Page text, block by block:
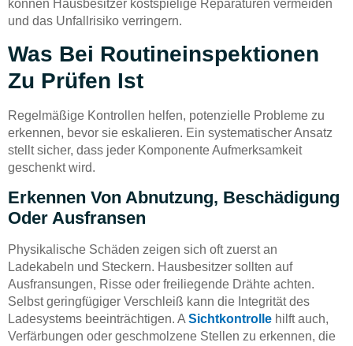
können Hausbesitzer kostspielige Reparaturen vermeiden
und das Unfallrisiko verringern.
Was Bei Routineinspektionen
Zu Prüfen Ist
Regelmäßige Kontrollen helfen, potenzielle Probleme zu
erkennen, bevor sie eskalieren. Ein systematischer Ansatz
stellt sicher, dass jeder Komponente Aufmerksamkeit
geschenkt wird.
Erkennen Von Abnutzung, Beschädigung
Oder Ausfransen
Physikalische Schäden zeigen sich oft zuerst an
Ladekabeln und Steckern. Hausbesitzer sollten auf
Ausfransungen, Risse oder freiliegende Drähte achten.
Selbst geringfügiger Verschleiß kann die Integrität des
Ladesystems beeinträchtigen. A Sichtkontrolle hilft auch,
Verfärbungen oder geschmolzene Stellen zu erkennen, die